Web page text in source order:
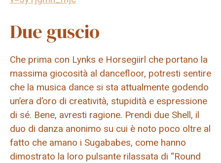
Due guscio
Che prima con Lynks e Horsegiirl che portano la
massima giocosità al dancefloor, potresti sentire
che la musica dance si sta attualmente godendo
un’era d’oro di creatività, stupidità e espressione
di sé. Bene, avresti ragione. Prendi due Shell, il
duo di danza anonimo su cui è noto poco oltre al
fatto che amano i Sugababes, come hanno
dimostrato la loro pulsante rilassata di “Round